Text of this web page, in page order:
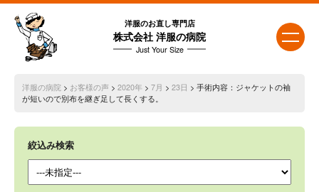
洋服のお直し専門店
株式会社 洋服の病院
Just Your Size
洋服の病院 > お客様の声> 2020年 > 7月 > 23日 > 手術内容：ジャケットの袖
が短いので別布を継ぎ足して長くする。
絞込み検索